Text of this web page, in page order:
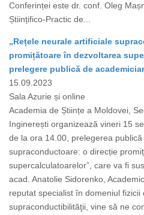
Conferinței este dr. conf. Oleg
Științifico-Practic de...
„Rețele neurale artificiale
promițătoare în dezvoltarea
prelegere publică de
15.09.2023
Sala Azurie și online
Academia de Științe a Moldovei,
Inginerești organizează vineri 15
de la ora 14.00, prelegerea
supraconductoare: o direcție
supercalculatoarelor”, care va fi
acad. Anatolie Sidorenko,
reputat specialist în domeniul fizicii
supraconductibilităţii, vine să ne